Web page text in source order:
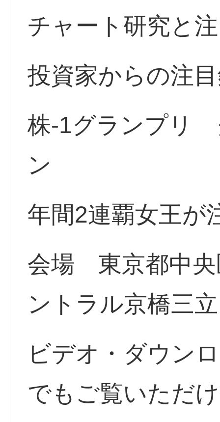
チャート研究と
投資家からの注
株-1グランプリ
ン
年間2連覇女王が
会場 東京都中
ントラル京橋三
ビデオ・ダウン
でもご覧いただ